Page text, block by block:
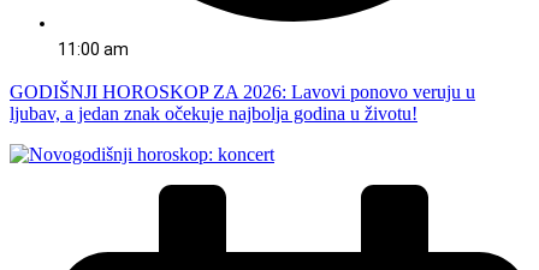
11:00 am
GODIŠNJI HOROSKOP ZA 2026: Lavovi ponovo veruju u
ljubav, a jedan znak očekuje najbolja godina u životu!